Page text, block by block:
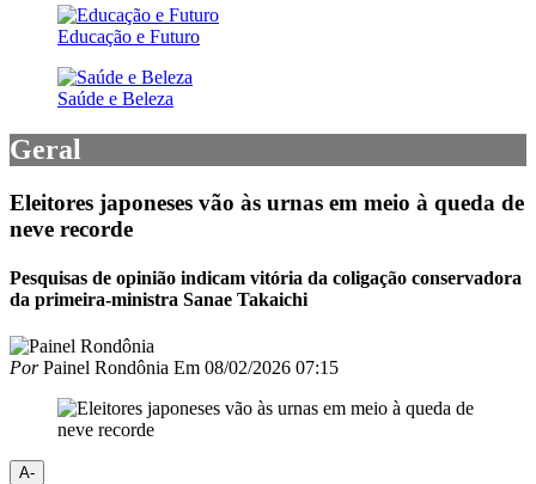
Educação e Futuro
Saúde e Beleza
Geral
Eleitores japoneses vão às urnas em meio à queda de
neve recorde
Pesquisas de opinião indicam vitória da coligação conservadora
da primeira-ministra Sanae Takaichi
PorPainel Rondônia Em 08/02/2026 07:15
A-